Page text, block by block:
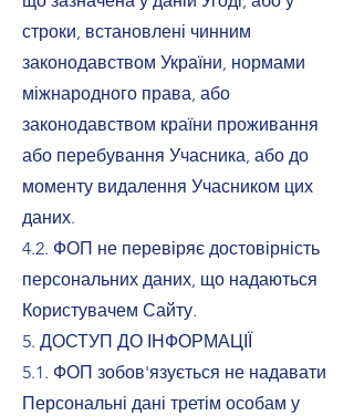
строки, встановлені чинним
законодавством України, нормами
міжнародного права, або
законодавством країни проживання
або перебування Учасника, або до
моменту видалення Учасником цих
даних.
4.2. ФОП не перевіряє достовірність
персональних даних, що надаються
Користувачем Сайту.
5. ДОСТУП ДО ІНФОРМАЦІЇ
5.1. ФОП зобов'язується не надавати
Персональні дані третім особам у